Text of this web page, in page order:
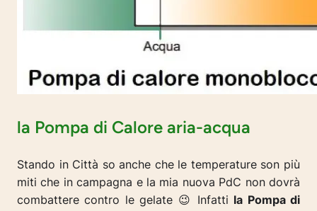
la Pompa di Calore aria-acqua
Stando in Città so anche che le temperature son più
miti che in campagna e la mia nuova PdC non dovrà
combattere contro le gelate 😉 Infatti la Pompa di